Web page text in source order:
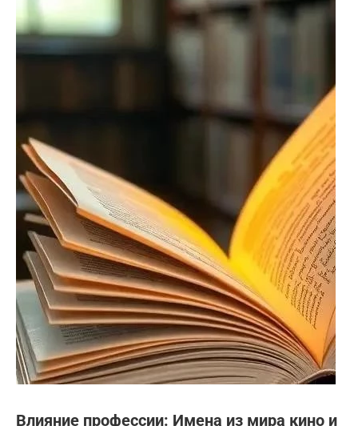
Влияние профессии: Имена из мира кино и